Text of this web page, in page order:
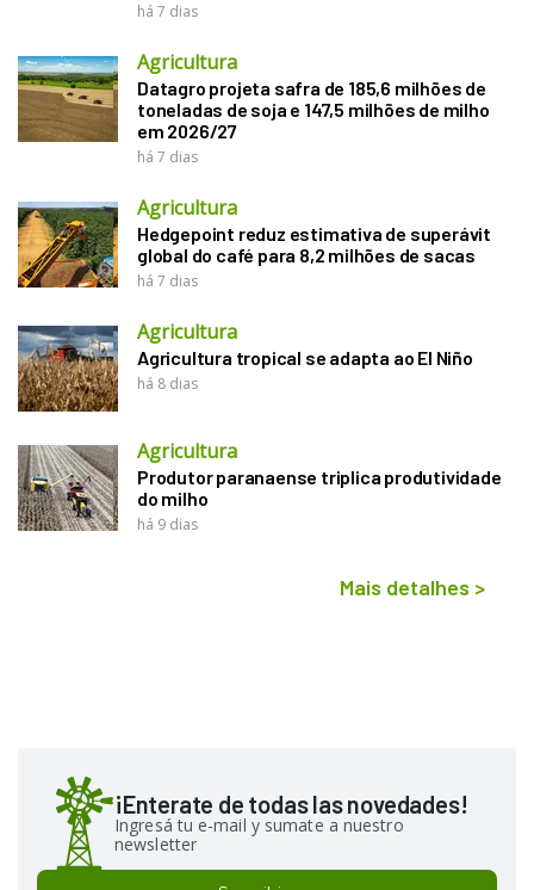
há 7 dias
Agricultura
Datagro projeta safra de 185,6 milhões de
toneladas de soja e 147,5 milhões de milho
em 2026/27
há 7 dias
Agricultura
Hedgepoint reduz estimativa de superávit
global do café para 8,2 milhões de sacas
há 7 dias
Agricultura
Agricultura tropical se adapta ao El Niño
há 8 dias
Agricultura
Produtor paranaense triplica produtividade
do milho
há 9 dias
Mais detalhes >
¡Enterate de todas las novedades!
Ingresá tu e-mail y sumate a nuestro
newsletter